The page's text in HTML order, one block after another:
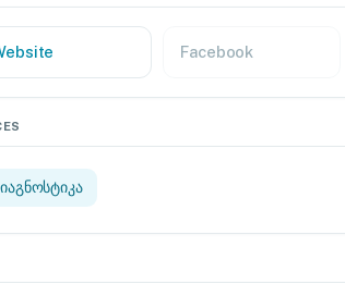
Facebook